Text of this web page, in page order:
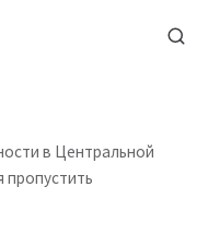
в Центральной
пропустить